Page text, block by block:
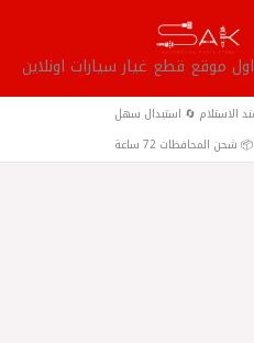
اول موقع قطع غيار سيارات اونلاين